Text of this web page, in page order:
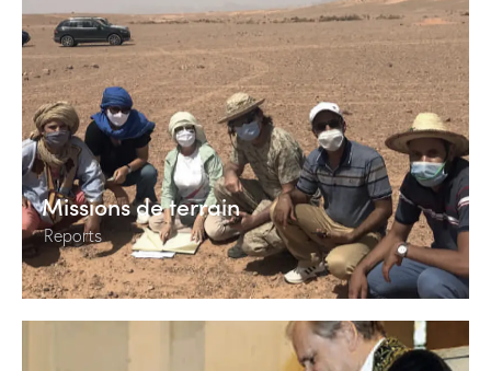
Missions de terrain
Reports